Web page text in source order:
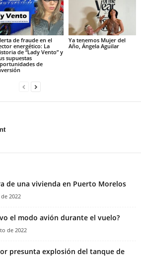
de fraude en el
energético: La
de “Lady Vento” y
supuestas
de
Ya tenemos Mujer del
Año, Ángela Aguilar
de una vivienda en Puerto Morelos
2022
el modo avión durante el vuelo?
de 2022
presunta explosión del tanque de